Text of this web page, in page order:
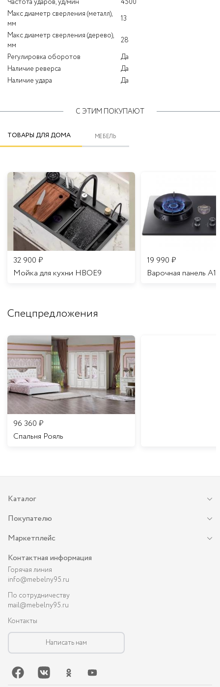
Макс диаметр сверления (металл),
мм
13
Макс диаметр сверления (дерево),
мм
28
Регулировка оборотов
Да
Наличие реверса
Да
Наличие удара
Да
С ЭТИМ ПОКУПАЮТ
ТОВАРЫ ДЛЯ ДОМА МЕБЕЛЬ
32 900 ₽
Мойка для кухни HBOE9
19 990 ₽
Варочная панель A16
Спецпредложения
96 360 ₽
Спальня Рояль
Каталог
Покупателю
Маркетплейс
Контактная информация
Горячая линия
info@mebelny95.ru
По сотрудничеству
mail@mebelny95.ru
Контакты
Написать нам